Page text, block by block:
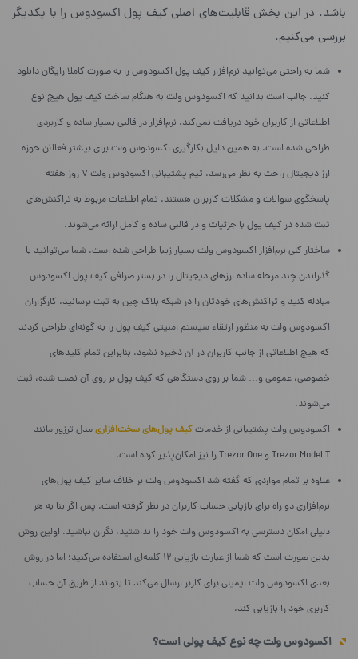
باشد. در این بخش قابلیت‌های اصلی کیف پول اکسودوس را با یکدیگر
بررسی می‌کنیم.
شما به راحتی می‌توانید نر‌م‌افزار کیف پول اکسودوس را به صورت کاملا رایگان دانلود
کنید. جالب است بدانید که اکسودوس ولت به هنگام ساخت کیف پول هیچ نوع
اطلاعاتی از کاربران خود دریافت نمی‌کند. نرم‌افزار در قالبی بسیار ساده و کاربردی
طراحی شده است. به همین دلیل بکارگیری اکسودوس ولت برای بیشتر فعالان حوزه
ارز دیجیتال راحت به نظر می‌رسد. تیم پشتیبانی اکسودوس ولت ۷ روز هفته
پاسخگوی سوالات و مشکلات کاربران هستند. تمام اطلاعات مربوط به تراکنش‌های
ثبت شده در کیف پول با جزئیات و در قالبی ساده و کامل ارائه می‌شوند.
ساختار کلی نرم‌افزار اکسودوس ولت بسیار زیبا طراحی شده است. شما می‌توانید با
گذراندن چند مرحله‌ ساده ارزهای دیجیتال را در بستر صرافی کیف پول اکسودوس
مبادله کنید و تراکنش‌های خودتان را در شبکه‌ بلاک چین به ثبت برسانید. کارگزاران
اکسودوس ولت به منظور ارتقاء سیستم امنیتی کیف پول را به گونه‌ای طراحی کردند
که هیچ اطلاعاتی از جانب کاربران در آن ذخیره نشود. بنابراین تمام کلیدهای
خصوصی، عمومی و… شما بر روی دستگاهی که کیف پول بر روی آن نصب شده، ثبت
می‌شوند.
اکسودوس ولت پشتیبانی از خدماتکیف پول‌های سخت‌افزاریمدل ترزور مانند
Trezor Model T و Trezor One را نیز امکان‌پذیر کرده است.
علاوه بر تمام مواردی که گفته شد اکسودوس ولت بر خلاف سایر کیف پول‌های
نرم‌افزار‌ی دو راه برای بازیابی حساب کاربران در نظر گرفته است. پس اگر بنا به هر
دلیلی امکان دسترسی به اکسودوس ولت خود را نداشتید، نگران نباشید. اولین روش
بدین صورت است که شما از عبارت بازیابی ۱۲ کلمه‌ای استفاده می‌کنید؛ اما در روش
بعدی اکسودوس ولت ایمیلی برای کاربر ارسال می‌کند تا بتواند از طریق آن حساب
کاربری خود را بازیابی کند.
اکسودوس ولت چه نوع کیف پولی است؟